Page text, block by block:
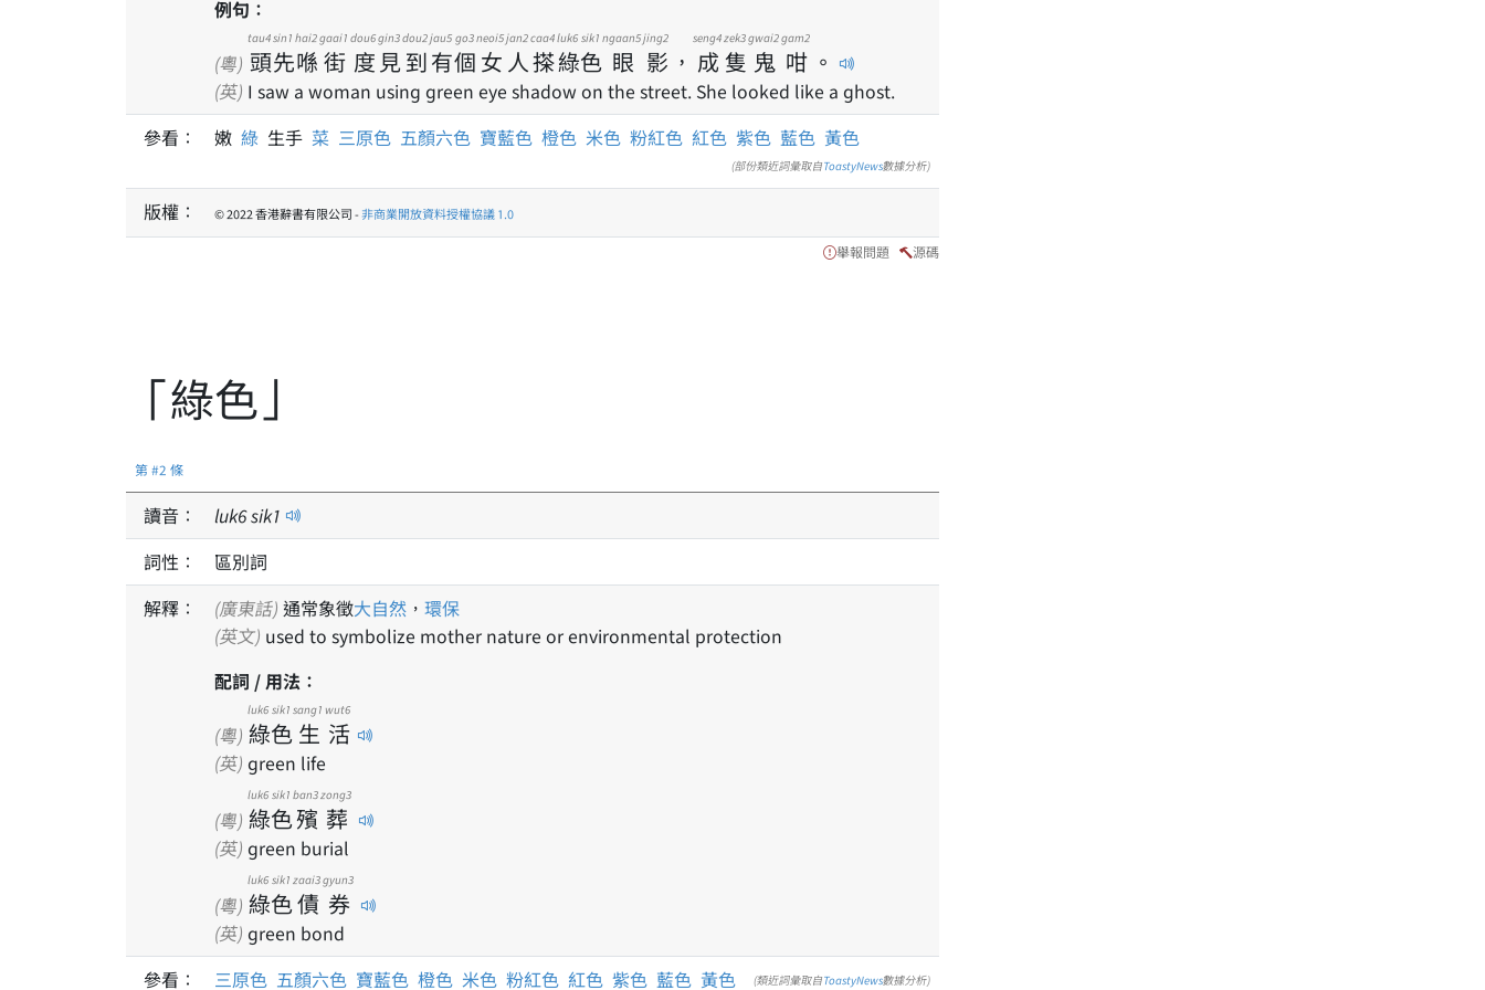
例句：
(粵) 頭
tau4
先
sin1
喺
hai2
街
gaai1
度
dou6
見
gin3
到
dou2
有
jau5
個
go3
女
neoi5
人
jan2
搽
caa4
綠
luk6
色
sik1
眼
ngaan5
影
jing2
， 成
seng4
隻
zek3
鬼
gwai2
咁
gam2
。
(英) I saw a woman using green eye shadow on the street. She looked like a ghost.
參看：
嫩 綠 生手 菜 三原色 五顏六色 寶藍色 橙色 米色 粉紅色 紅色 紫色 藍色 黃色
(部份類近詞彙取自ToastyNews數據分析)
版權： © 2022 香港辭書有限公司 -非商業開放資料授權協議 1.0
舉報問題 源碼
「綠色」
第 #2 條
讀音： luk6sik1
詞性：
區別詞
解釋：
(廣東話) 通常象徵大自然 ， 環保
(英文) used to symbolize mother nature or environmental protection
配詞 / 用法：
(粵) 綠
luk6
色
sik1
生
sang1
活
wut6
(英) green life
(粵) 綠
luk6
色
sik1
殯
ban3
葬
zong3
(英) green burial
(粵) 綠
luk6
色
sik1
債
zaai3
券
gyun3
(英) green bond
參看：
三原色 五顏六色 寶藍色 橙色 米色 粉紅色 紅色 紫色 藍色 黃色 (類近詞彙取自ToastyNews數據分析)